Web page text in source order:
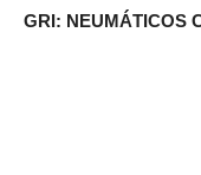
GRI: NEUMÁTICOS